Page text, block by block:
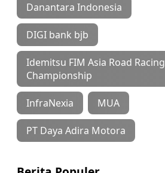
Danantara Indonesia
DIGI bank bjb
Idemitsu FIM Asia Road Racing
Championship
InfraNexia MUA
PT Daya Adira Motora